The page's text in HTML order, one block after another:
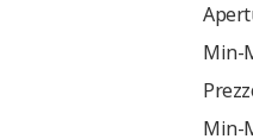
Min-
Min-